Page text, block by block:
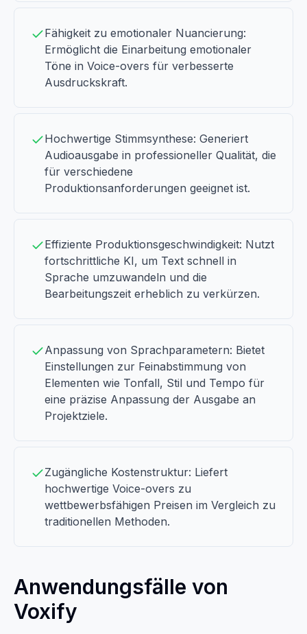
Fähigkeit zu emotionaler Nuancierung:
Ermöglicht die Einarbeitung emotionaler
Töne in Voice-overs für verbesserte
Ausdruckskraft.
Hochwertige Stimmsynthese: Generiert
Audioausgabe in professioneller Qualität, die
für verschiedene
Produktionsanforderungen geeignet ist.
Effiziente Produktionsgeschwindigkeit: Nutzt
fortschrittliche KI, um Text schnell in
Sprache umzuwandeln und die
Bearbeitungszeit erheblich zu verkürzen.
Anpassung von Sprachparametern: Bietet
Einstellungen zur Feinabstimmung von
Elementen wie Tonfall, Stil und Tempo für
eine präzise Anpassung der Ausgabe an
Projektziele.
Zugängliche Kostenstruktur: Liefert
hochwertige Voice-overs zu
wettbewerbsfähigen Preisen im Vergleich zu
traditionellen Methoden.
Anwendungsfälle von
Voxify